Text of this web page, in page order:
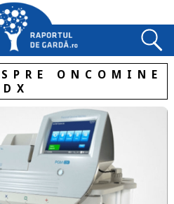
ONCOMINE
DX